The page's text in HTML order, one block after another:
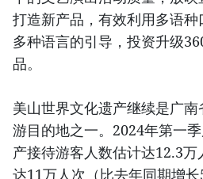
打造新产品，有效利用多语
多种语言的引导，投资升级
品。
美山世界文化遗产继续是广
游目的地之一。2024年第一
产接待游客人数估计达12.3
达11万人次（比去年同期增长